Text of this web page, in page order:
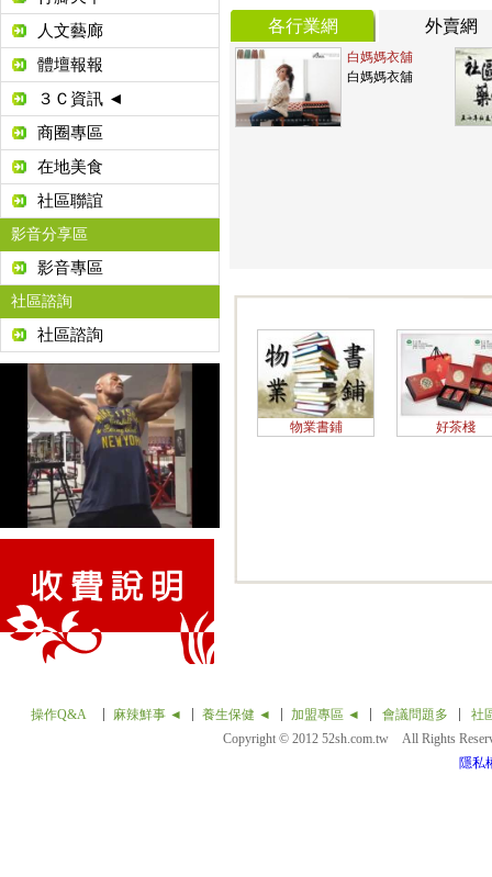
人文藝廊
體壇報報
３Ｃ資訊 ◄
商圈專區
在地美食
社區聯誼
影音分享區
影音專區
社區諮詢
社區諮詢
出租出售房子 物件免費廣
照過來！有免服務費的跳
有福了！台中市補助老
各行業網 外賣網
白媽媽衣舖
白媽媽衣舖
物業書鋪 好茶棧
操作Q&A 麻辣鮮事 ◄ 養生保健 ◄ 加盟專區 ◄ 會議問題多
社
Copyright © 2012 52sh.com.tw All Rights
隱私